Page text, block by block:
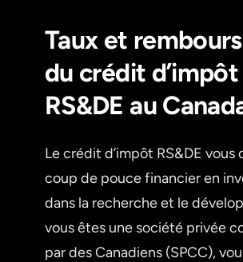
Taux et
du crédit d’impôt
RS&DE au
Le crédit d’impôt RS&DE vous
coup de pouce financier en
dans la recherche et le
vous êtes une société privée
par des Canadiens (SPCC),